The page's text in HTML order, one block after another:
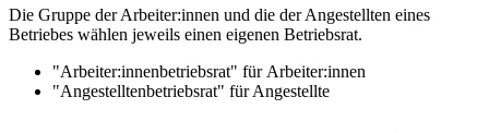
Die Gruppe der Arbeiter:innen und die der Angestellten eines
Betriebes wählen jeweils einen eigenen Betriebsrat.
"Arbeiter:innenbetriebsrat" für Arbeiter:innen
"Angestelltenbetriebsrat" für Angestellte